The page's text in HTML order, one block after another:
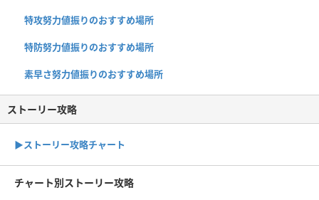
特攻努力値振りのおすすめ場所
特防努力値振りのおすすめ場所
素早さ努力値振りのおすすめ場所
ストーリー攻略
▶︎ストーリー攻略チャート
チャート別ストーリー攻略